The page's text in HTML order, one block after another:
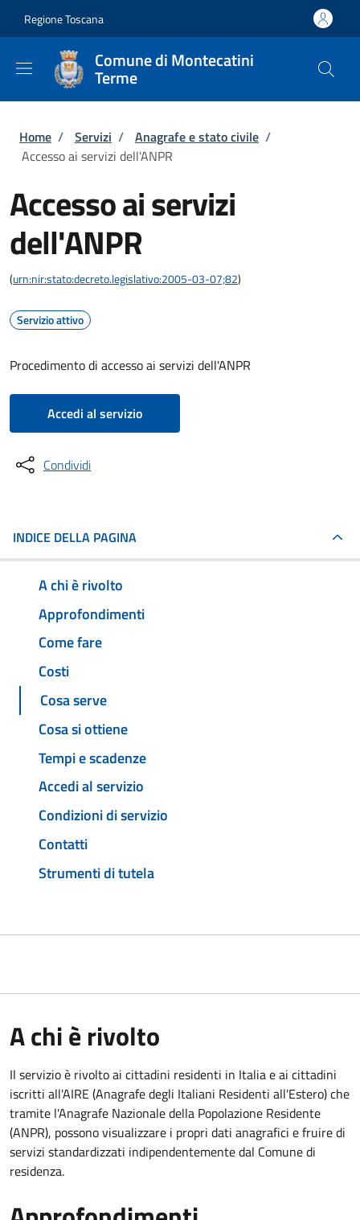
Regione Toscana
Comune di Montecatini
Terme
Briciole di pane
Home / Servizi / Anagrafe e stato civile /
Accesso ai servizi dell'ANPR
Accesso ai servizi
dell'ANPR
(urn:nir:stato:decreto.legislativo:2005-03-07;82)
Servizio attivo
Procedimento di accesso ai servizi dell'ANPR
Accedi al servizio
Condividi
INDICE DELLA PAGINA
A chi è rivolto
Approfondimenti
Come fare
Costi
Cosa serve
Cosa si ottiene
Tempi e scadenze
Accedi al servizio
Condizioni di servizio
Contatti
Strumenti di tutela
A chi è rivolto
Il servizio è rivolto ai cittadini residenti in Italia e ai cittadini
iscritti all'AIRE (Anagrafe degli Italiani Residenti all'Estero) che
tramite l'Anagrafe Nazionale della Popolazione Residente
(ANPR), possono visualizzare i propri dati anagrafici e fruire di
servizi standardizzati indipendentemente dal Comune di
residenza.